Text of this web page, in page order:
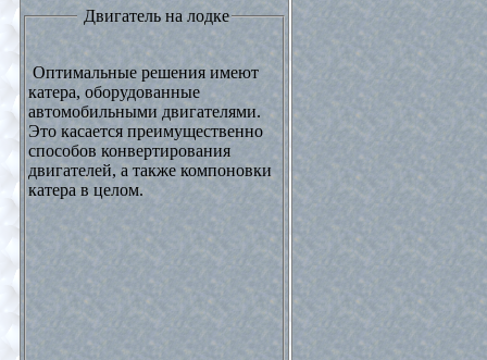
Двигатель на лодке
Оптимальные решения имеют
катера, оборудованные
автомобильными двигателями.
Это касается преимущественно
способов конвертирования
двигателей, а также компоновки
катера в целом.